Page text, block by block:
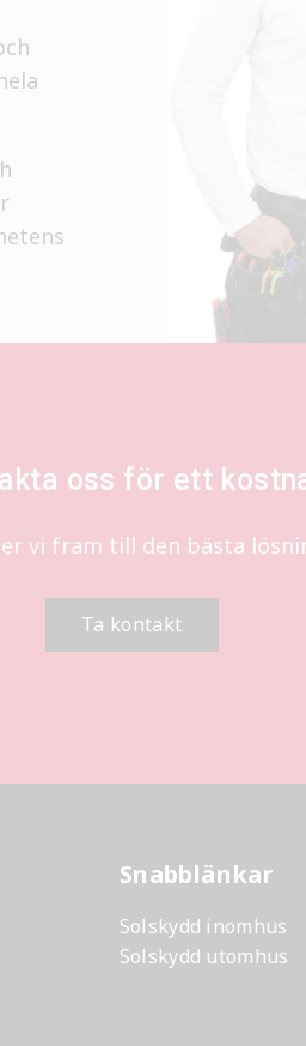
oss för ett
vi fram till den bästa
Ta kontakt
Snabblänkar
Solskydd inomhus
Solskydd utomhus